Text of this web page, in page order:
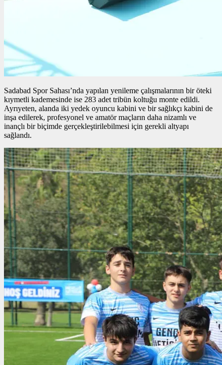
Sadabad Spor Sahası’nda yapılan yenileme çalışmalarının bir öteki
kıymetli kademesinde ise 283 adet tribün koltuğu monte edildi.
Ayrıyeten, alanda iki yedek oyuncu kabini ve bir sağlıkçı kabini de
inşa edilerek, profesyonel ve amatör maçların daha nizamlı ve
inançlı bir biçimde gerçekleştirilebilmesi için gerekli altyapı
sağlandı.